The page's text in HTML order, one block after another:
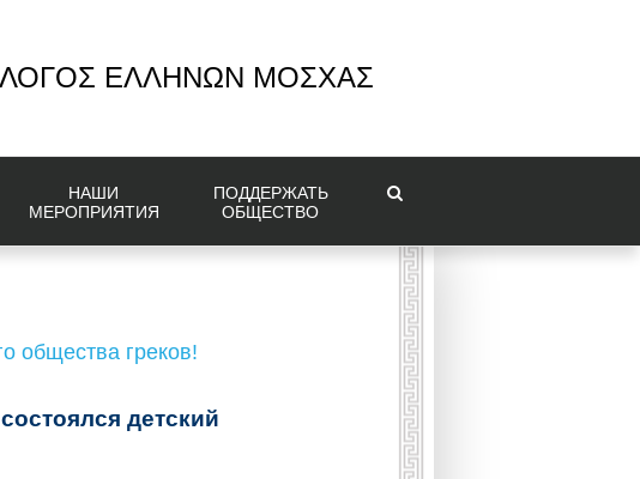
ΕΛΛΗΝΩΝ ΜΟΣΧΑΣ
НАШИ
МЕРОПРИЯТИЯ
ПОДДЕРЖАТЬ
ОБЩЕСТВО
общества греков!
детский